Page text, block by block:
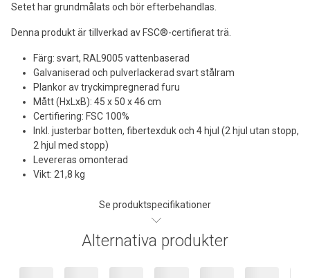
Setet har grundmålats och bör efterbehandlas.
Denna produkt är tillverkad av FSC®-certifierat trä.
Färg: svart, RAL9005 vattenbaserad
Galvaniserad och pulverlackerad svart stålram
Plankor av tryckimpregnerad furu
Mått (HxLxB): 45 x 50 x 46 cm
Certifiering: FSC 100%
Inkl. justerbar botten, fibertexduk och 4 hjul (2 hjul utan stopp,
2 hjul med stopp)
Levereras omonterad
Vikt: 21,8 kg
Se produktspecifikationer
Alternativa produkter